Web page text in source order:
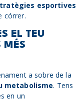
esportives
córrer.
EL TEU
MÉS
a sobre de la
metabolisme. Tens
en un